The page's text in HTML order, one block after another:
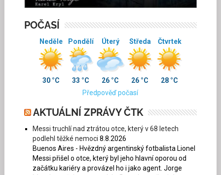
POČASÍ
Neděle
30 °C
Pondělí
33 °C
Úterý
26 °C
Středa
26 °C
Čtvrtek
28 °C
Předpověď počasí
AKTUÁLNÍ ZPRÁVY ČTK
Messi truchlí nad ztrátou otce, který v 68 letech
podlehl těžké nemoci 8.8.2026
Buenos Aires - Hvězdný argentinský fotbalista Lionel
Messi přišel o otce, který byl jeho hlavní oporou od
začátku kariéry a provázel ho i jako agent. Jorge